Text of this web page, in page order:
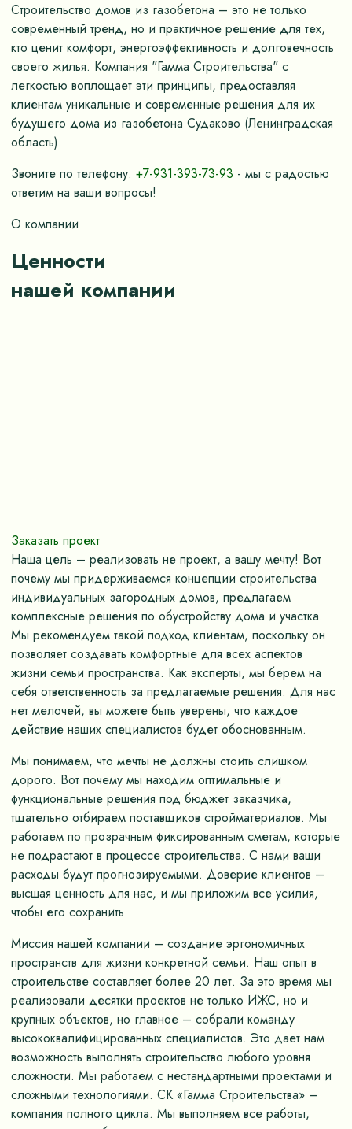
Строительство домов из газобетона – это не только
современный тренд, но и практичное решение для тех,
кто ценит комфорт, энергоэффективность и долговечность
своего жилья. Компания "Гамма Строительства" с
легкостью воплощает эти принципы, предоставляя
клиентам уникальные и современные решения для их
будущего дома из газобетона Судаково (Ленинградская
область).
Звоните по телефону: +7-931-393-73-93 - мы с радостью
ответим на ваши вопросы!
О компании
Ценности
нашей компании
Заказать проект
Наша цель – реализовать не проект, а вашу мечту! Вот
почему мы придерживаемся концепции строительства
индивидуальных загородных домов, предлагаем
комплексные решения по обустройству дома и участка.
Мы рекомендуем такой подход клиентам, поскольку он
позволяет создавать комфортные для всех аспектов
жизни семьи пространства. Как эксперты, мы берем на
себя ответственность за предлагаемые решения. Для нас
нет мелочей, вы можете быть уверены, что каждое
действие наших специалистов будет обоснованным.
Мы понимаем, что мечты не должны стоить слишком
дорого. Вот почему мы находим оптимальные и
функциональные решения под бюджет заказчика,
тщательно отбираем поставщиков стройматериалов. Мы
работаем по прозрачным фиксированным сметам, которые
не подрастают в процессе строительства. С нами ваши
расходы будут прогнозируемыми. Доверие клиентов –
высшая ценность для нас, и мы приложим все усилия,
чтобы его сохранить.
Миссия нашей компании – создание эргономичных
пространств для жизни конкретной семьи. Наш опыт в
строительстве составляет более 20 лет. За это время мы
реализовали десятки проектов не только ИЖС, но и
крупных объектов, но главное – собрали команду
высококвалифицированных специалистов. Это дает нам
возможность выполнять строительство любого уровня
сложности. Мы работаем с нестандартными проектами и
сложными технологиями. СК «Гамма Строительства» –
компания полного цикла. Мы выполняем все работы,